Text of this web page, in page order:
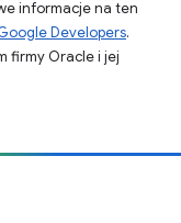
informacje na ten
Developers.
firmy Oracle i jej